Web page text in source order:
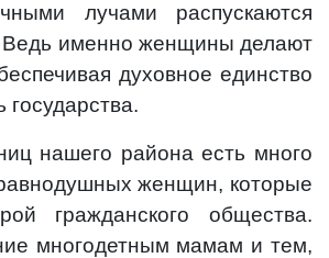
лучами распускаются
Ведь именно женщины делают
духовное единство
государства.
нашего района есть много
женщин, которые
гражданского общества.
многодетным мамам и тем,